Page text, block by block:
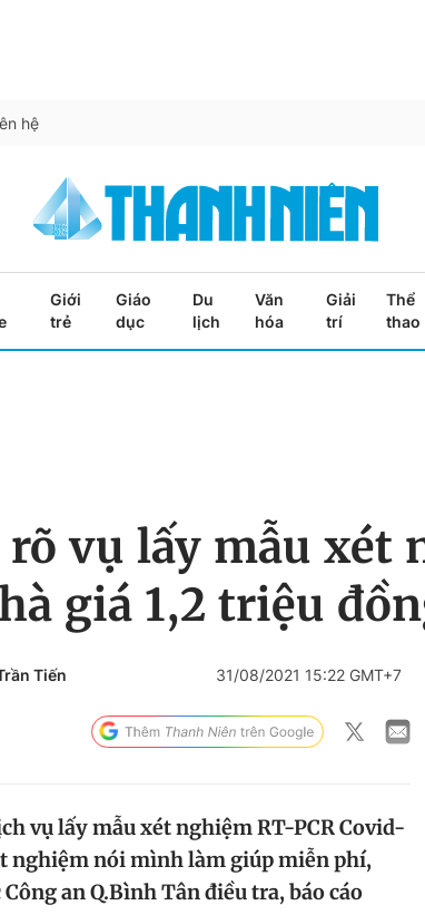
hệ
Giới
trẻ
Giáo
dục
Du
lịch
Văn
hóa
Giải
trí
Thể
thao
rõ vụ lấy mẫu xét
giá 1,2 triệu
Tiến 31/08/2021 15:22 GMT+7
vụ lấy mẫu xét nghiệm RT-PCR Covid-
nghiệm nói mình làm giúp miễn phí,
an Q.Bình Tân điều tra, báo cáo